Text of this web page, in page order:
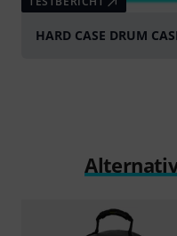
HARD CASE DRUM